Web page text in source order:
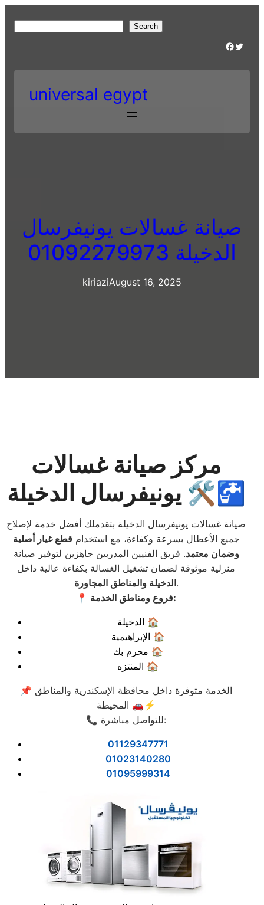
r
Search
Facebook Twitter
universal egypt
صيانة غسالات يونيفرسال
الدخيلة 01092279973
kiriaziAugust 16, 2025
مركز صيانة غسالات
يونيفرسال الدخيلة 🛠️🚰
صيانة غسالات يونيفرسال الدخيلة بتقدملك أفضل خدمة لإصلاح
جميع الأعطال بسرعة وكفاءة، مع استخدامقطع غيار أصلية
وضمان معتمد. فريق الفنيين المدربين جاهزين لتوفير صيانة
منزلية موثوقة لضمان تشغيل الغسالة بكفاءة عالية داخل
الدخيلة والمناطق المجاورة.
📍 فروع ومناطق الخدمة:
الدخيلة 🏠
الإبراهيمية 🏠
محرم بك 🏠
المنتزه 🏠
📌 الخدمة متوفرة داخل محافظة الإسكندرية والمناطق
المحيطة 🚗⚡
📞 للتواصل مباشرة:
01129347771
01023140280
01095999314